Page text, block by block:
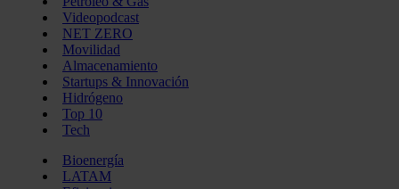
Videopodcast
NET ZERO
Movilidad
Almacenamiento
Startups & Innovación
Hidrógeno
Top 10
Tech
Bioenergía
LATAM